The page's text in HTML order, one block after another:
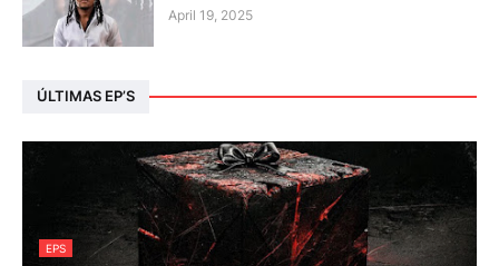
April 19, 2025
ÚLTIMAS EP’S
EPS